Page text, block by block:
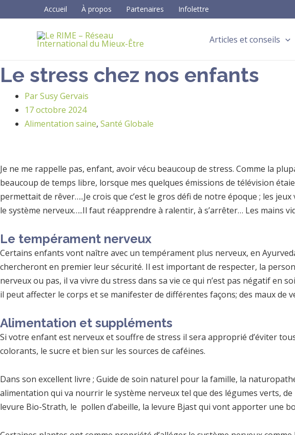
au
Accueil À propos Partenaires Infolettre
Articles et conseils
Le stress chez nos enfants
ParSusy Gervais
17 octobre 2024
Alimentation saine, Santé Globale
Je ne me rappelle pas, enfant, avoir vécu beaucoup de stress. Comme la
beaucoup de temps libre, lorsque mes quelques émissions de télévision
permettait de rêver…..Je crois que c’est le gros défi de notre époque ; les
le système nerveux…..Il faut réapprendre à ralentir, à s’arrêter… Les mains
Le tempérament nerveux
Certains enfants vont naître avec un tempérament plus nerveux, en
chercheront en premier leur sécurité. Il est important de respecter, la
nerveux ou pas, il va vivre du stress dans sa vie ce qui n’est pas négatif en
il peut affecter le corps et se manifester de différentes façons; des maux de
Alimentation et suppléments
Si votre enfant est nerveux et souffre de stress il sera approprié d’éviter
colorants, le sucre et bien sur les sources de caféines.
Dans son excellent livre ; Guide de soin naturel pour la famille, la
alimentation qui va nourrir le système nerveux tel que des légumes verts,
levure Bio-Strath, le pollen d’abeille, la levure Bjast qui vont apporter une
Faire
une
recherche
…